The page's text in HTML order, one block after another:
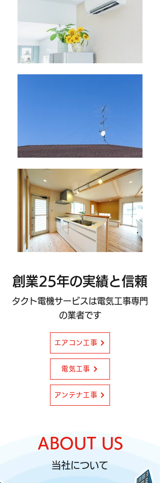
創業25年の実績と信頼
タクト電機サービスは電気工事専門
の業者です
エアコン工事
電気工事
アンテナ工事
ABOUT US
当社について